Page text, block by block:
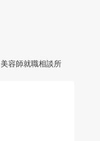
美容師就職相談所